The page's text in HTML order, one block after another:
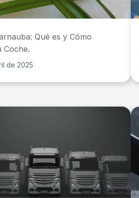
Qué es y Cómo
Coche.
de 2025